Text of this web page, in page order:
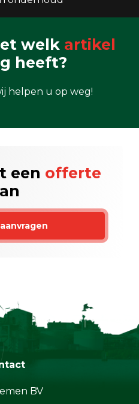
welk artikel
heeft?
helpen u op weg!
een offerte
BV